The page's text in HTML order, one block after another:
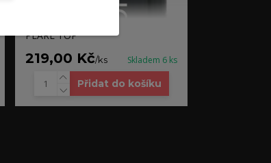
PEARL TOP
219,00 Kč/ks Skladem 6 ks
Přidat do košíku